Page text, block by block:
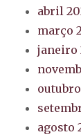
abril
março
janeiro
agosto